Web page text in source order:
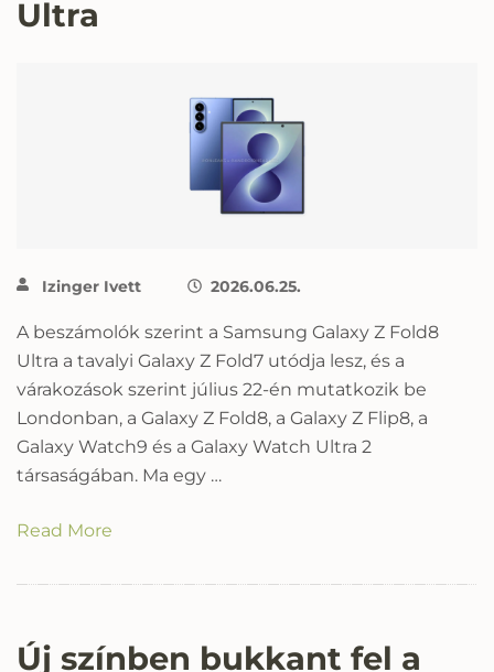
Ultra
Izinger Ivett 2026.06.25.
A beszámolók szerint a Samsung Galaxy Z Fold8
Ultra a tavalyi Galaxy Z Fold7 utódja lesz, és a
várakozások szerint július 22-én mutatkozik be
Londonban, a Galaxy Z Fold8, a Galaxy Z Flip8, a
Galaxy Watch9 és a Galaxy Watch Ultra 2
társaságában. Ma egy …
Read More
Új színben bukkant fel a